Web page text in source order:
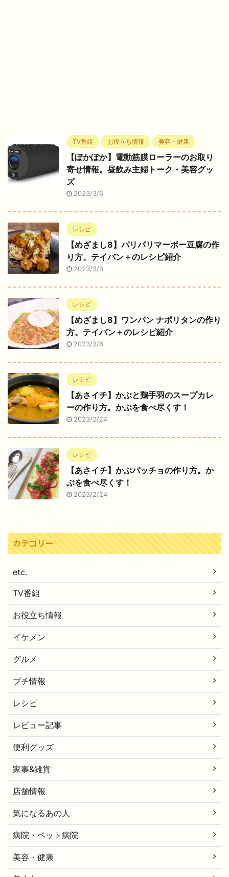
TV番組 お役立ち情報 美容・健康
【ぽかぽか】電動筋膜ローラーのお取り
寄せ情報。昼飲み主婦トーク・美容グッ
ズ
2023/3/6
レシピ
【めざまし8】パリパリマーボー豆腐の作
り方。テイバン＋のレシピ紹介
2023/3/6
レシピ
【めざまし8】ワンパン ナポリタンの作り
方。テイバン＋のレシピ紹介
2023/3/6
レシピ
【あさイチ】かぶと鶏手羽のスープカレ
ーの作り方。かぶを食べ尽くす！
2023/2/24
レシピ
【あさイチ】かぶパッチョの作り方。か
ぶを食べ尽くす！
2023/2/24
カテゴリー
etc.
TV番組
お役立ち情報
イケメン
グルメ
プチ情報
レシピ
レビュー記事
便利グッズ
家事&雑貨
店舗情報
気になるあの人
病院・ペット病院
美容・健康